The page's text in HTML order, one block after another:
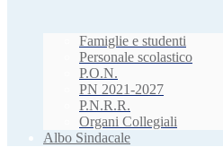
Famiglie e studenti
Personale scolastico
P.O.N.
PN 2021-2027
P.N.R.R.
Organi Collegiali
Albo Sindacale